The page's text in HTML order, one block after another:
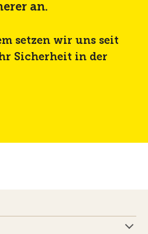
an.
setzen wir uns seit
Sicherheit in der